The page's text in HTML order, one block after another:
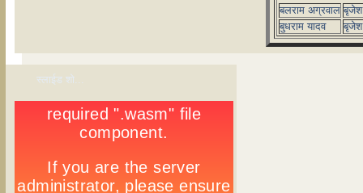
बलराम अग्रवाल बृजेश
बुधराम यादव
बृजेश
स्लाईड शो...